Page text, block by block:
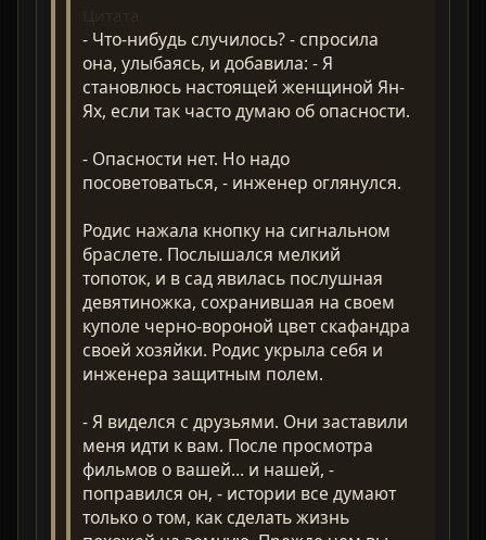
- Что-нибудь случилось? - спросила
она, улыбаясь, и добавила: - Я
становлюсь настоящей женщиной Ян-
Ях, если так часто думаю об опасности.
- Опасности нет. Но надо
посоветоваться, - инженер оглянулся.
Родис нажала кнопку на сигнальном
браслете. Послышался мелкий
топоток, и в сад явилась послушная
девятиножка, сохранившая на своем
куполе черно-вороной цвет скафандра
своей хозяйки. Родис укрыла себя и
инженера защитным полем.
- Я виделся с друзьями. Они заставили
меня идти к вам. После просмотра
фильмов о вашей... и нашей, -
поправился он, - истории все думают
только о том, как сделать жизнь